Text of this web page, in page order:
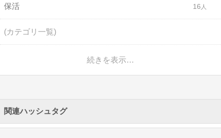
保活 16
(カテゴリ一覧)
続きを表示…
関連ハッシュタグ